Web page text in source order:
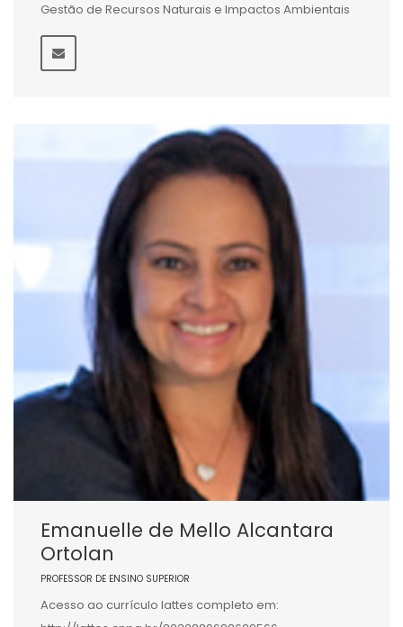
Gestão de Recursos Naturais e Impactos Ambientais
Emanuelle de Mello Alcantara
Ortolan
PROFESSOR DE ENSINO SUPERIOR
Acesso ao currículo lattes completo em: